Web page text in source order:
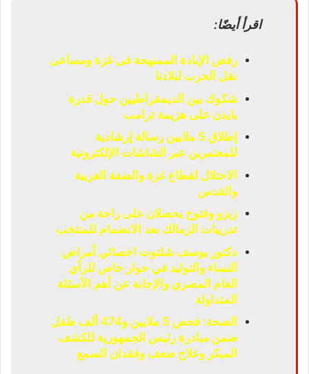
اقرأ أيضًا:
رفض الإبادة الممنهجة فى غزة ومساعى
نقل الحرب لبلادنا
شكوك بين الديمقراطيين حول قدرة
بايدن على هزيمة ترامب
إطلاق 5 ملايين رسالة إرشادية
للمعتمرين عبر الشاشات الإلكترونية
الاحتلال لقطاع غزة والضفة الغربية
والقدس
زيزو وفتوح يحصلان على راحة من
تدريبات الزمالك بعد الانضمام للمنتخب
دكتور يوسف شلتوت اخصائي أمراض
النساء والتوليد في حوار خاص للرأي
العام المصري والإجابة عن أهم الأسئلة
المتداولة
الصحة: فحص 5 ملايين و474 ألف طفل
ضمن مبادرة رئيس الجمهورية للكشف
المبكر وعلاج ضعف وفقدان السمع